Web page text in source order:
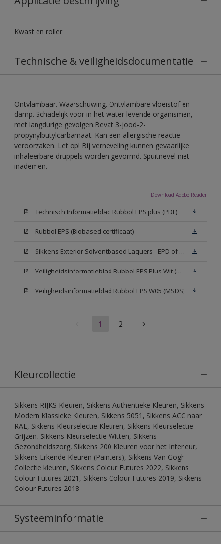
Kwast en roller
Technische & veiligheidsdocumentatie
Ontvlambaar. Waarschuwing. Ontvlambare vloeistof en
damp. Schadelijk voor in het water levende organismen,
met langdurige gevolgen.Bevat 3-jood-2-
propynylbutylcarbamaat. Kan een allergische reactie
veroorzaken. Let op! Bij verneveling kunnen gevaarlijke
inhaleerbare druppels worden gevormd. Spuitnevel niet
inademen.
Download Adobe Reader
Technisch Informatieblad Rubbol EPS plus (PDF)
Rubbol EPS (Biobased certificaat)
Sikkens Exterior Solventbased Laquers - EPD of Milieuproductverklaring
Veiligheidsinformatieblad Rubbol EPS Plus Wit (MSDS)
Veiligheidsinformatieblad Rubbol EPS W05 (MSDS)
1 2
Kleurcollectie
Sikkens RIJKS Kleuren, Sikkens Authentieke Kleuren, Sikkens
Modern Klassieke Kleuren, Sikkens 5051, Sikkens ACC naar
RAL, Sikkens Kleurselectie Kleuren, Sikkens Kleurselectie
Grijzen, Sikkens Kleurselectie Witten, Sikkens
Gezondheidszorg, Sikkens 200 Kleuren voor het Interieur,
Sikkens Erkende Kleuren (Painters), Sikkens Van Gogh
Collectie kleuren, Sikkens Colour Futures 2022, Sikkens
Colour Futures 2021, Sikkens Colour Futures 2019, Sikkens
Colour Futures 2018
Systeeminformatie